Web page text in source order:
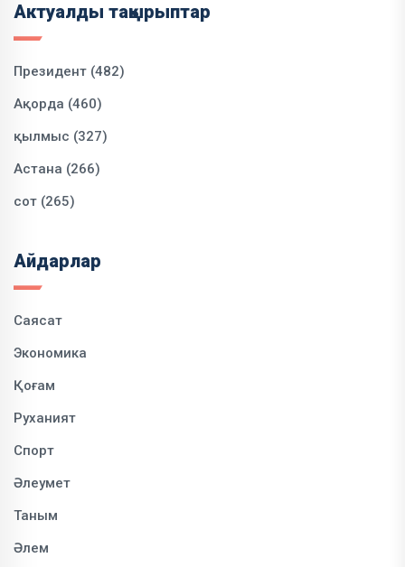
Актуалды тақырыптар
Президент (482)
Ақорда (460)
қылмыс (327)
Астана (266)
сот (265)
Айдарлар
Саясат
Экономика
Қоғам
Руханият
Спорт
Әлеумет
Таным
Әлем